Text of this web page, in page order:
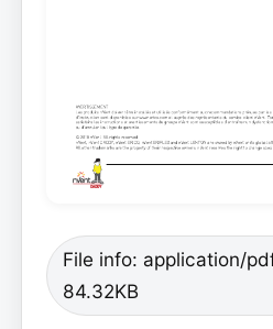
File info: application/pdf
84.32KB